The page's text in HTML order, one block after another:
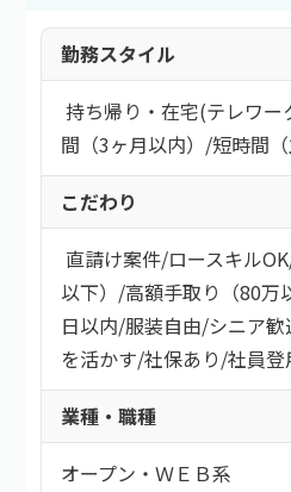
勤務スタイル
持ち帰り・在宅(テレワー
間（3ヶ月以内） /短時間（
こだわり
直請け案件/ロースキルOK
以下） /高額手取り（80万
日以内/服装自由/シニア歓
を活かす/社保あり/社員登
業種・職種
オープン・ＷＥＢ系